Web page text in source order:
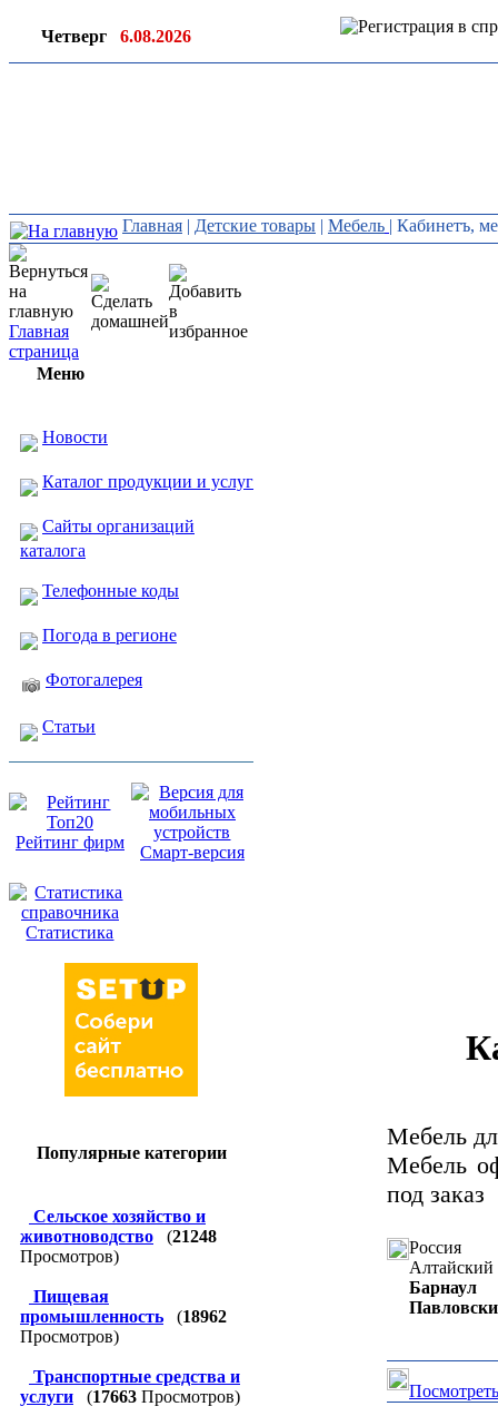
Четверг 6.08.2026
Главная | Детские товары | Мебель | Кабинетъ,
Главная
страница
Меню
Новости
Каталог продукции и услуг
Сайты организаций
каталога
Телефонные коды
Погода в регионе
Фотогалерея
Статьи
Рейтинг фирм
Смарт-версия
Статистика
Популярные категории
Сельское хозяйство и
животноводство
(21248
Просмотров)
Пищевая
промышленность
(18962
Просмотров)
Транспортные средства и
услуги
(17663 Просмотров)
Мебель
Мебель
под заказ
Россия
Алтайский
Барнаул